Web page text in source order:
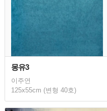
몽유3
이주연
125x55cm (변형 40호)